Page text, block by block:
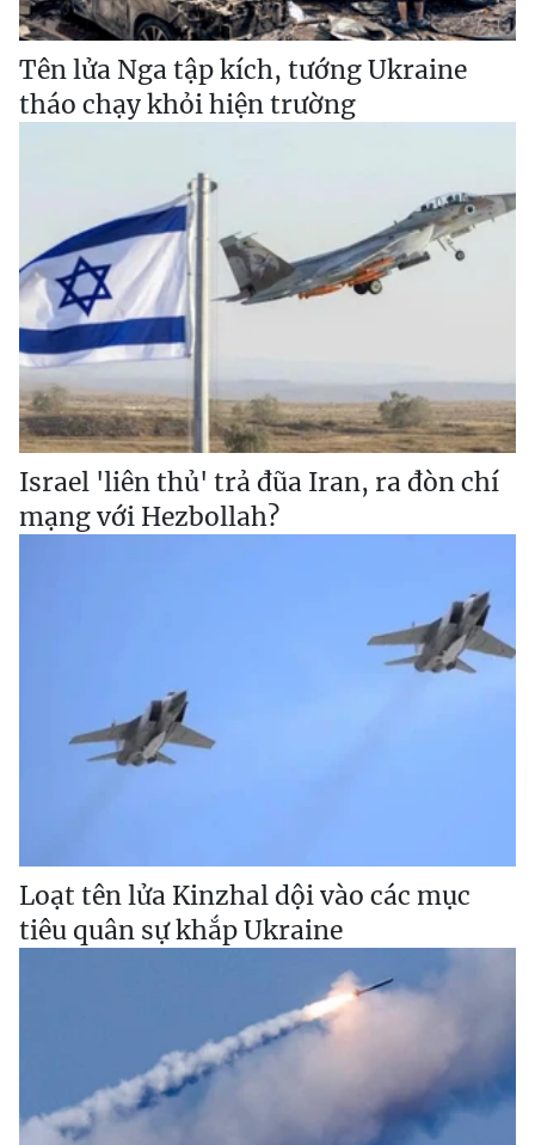
Tên lửa Nga tập kích, tướng Ukraine
tháo chạy khỏi hiện trường
Israel 'liên thủ' trả đũa Iran, ra đòn chí
mạng với Hezbollah?
Loạt tên lửa Kinzhal dội vào các mục
tiêu quân sự khắp Ukraine